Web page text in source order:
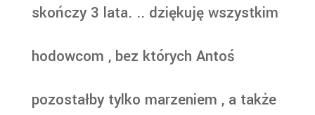
skończy 3 lata. .. dziękuję wszystkim
hodowcom , bez których Antoś
pozostałby tylko marzeniem , a także